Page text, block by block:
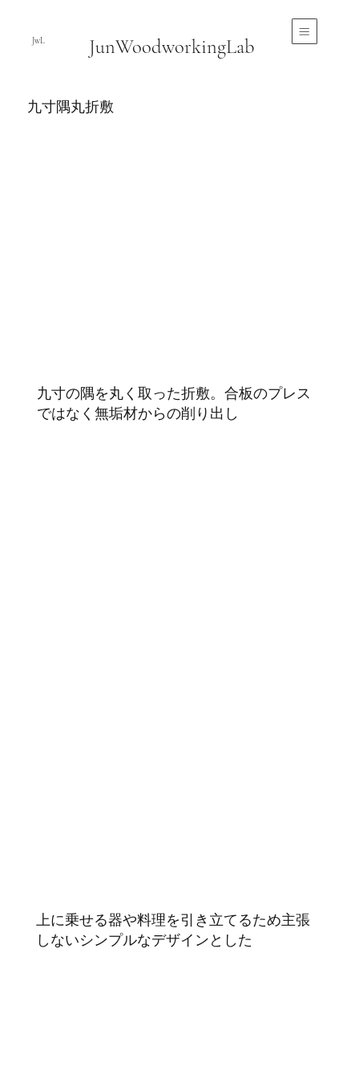
JwL JunWoodworkingLab
九寸隅丸折敷
九寸の隅を丸く取った折敷。合板のプレス
ではなく無垢材からの削り出し
上に乗せる器や料理を引き立てるため主張
しないシンプルなデザインとした